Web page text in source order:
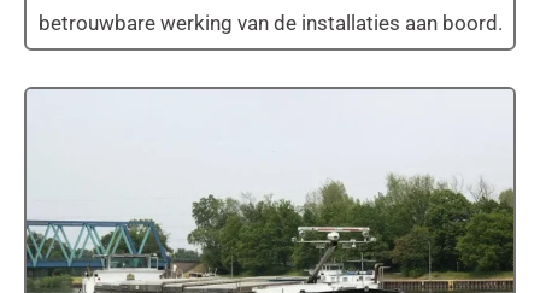
betrouwbare werking van de installaties aan boord.
MS Divitiae